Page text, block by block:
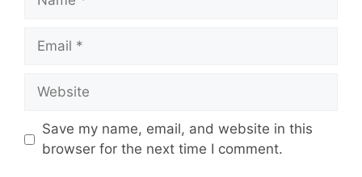
Email
Website
Save my name, email, and website in this
browser for the next time I comment.